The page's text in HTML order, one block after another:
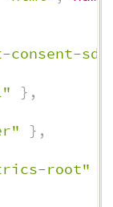
consent-
} ,
} ,
root"